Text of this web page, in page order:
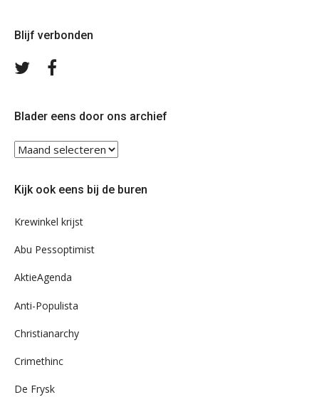
Blijf verbonden
Volg
Blader eens door ons archief
Blader
eens
ons
Kijk ook eens bij de buren
Krewinkel krijst
Abu Pessoptimist
AktieAgenda
Anti-Populista
Christianarchy
Crimethinc
De Frysk